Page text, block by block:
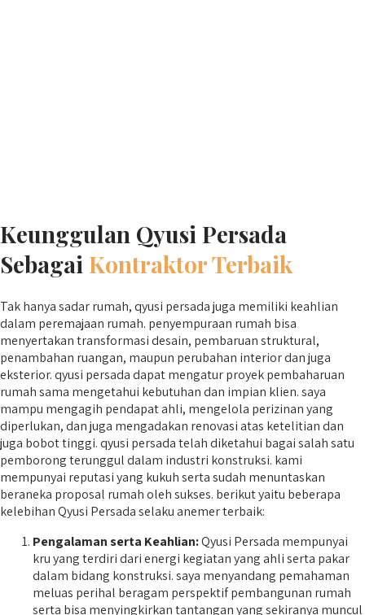
Keunggulan Qyusi Persada
Sebagai Kontraktor Terbaik
Tak hanya sadar rumah, qyusi persada juga memiliki keahlian
dalam peremajaan rumah. penyempuraan rumah bisa
menyertakan transformasi desain, pembaruan struktural,
penambahan ruangan, maupun perubahan interior dan juga
eksterior. qyusi persada dapat mengatur proyek pembaharuan
rumah sama mengetahui kebutuhan dan impian klien. saya
mampu mengagih pendapat ahli, mengelola perizinan yang
diperlukan, dan juga mengadakan renovasi atas ketelitian dan
juga bobot tinggi. qyusi persada telah diketahui bagai salah satu
pemborong terunggul dalam industri konstruksi. kami
mempunyai reputasi yang kukuh serta sudah menuntaskan
beraneka proposal rumah oleh sukses. berikut yaitu beberapa
kelebihan Qyusi Persada selaku anemer terbaik:
Pengalaman serta Keahlian:Qyusi Persada mempunyai
kru yang terdiri dari energi kegiatan yang ahli serta pakar
dalam bidang konstruksi. saya menyandang pemahaman
meluas perihal beragam perspektif pembangunan rumah
serta bisa menyingkirkan tantangan yang sekiranya muncul